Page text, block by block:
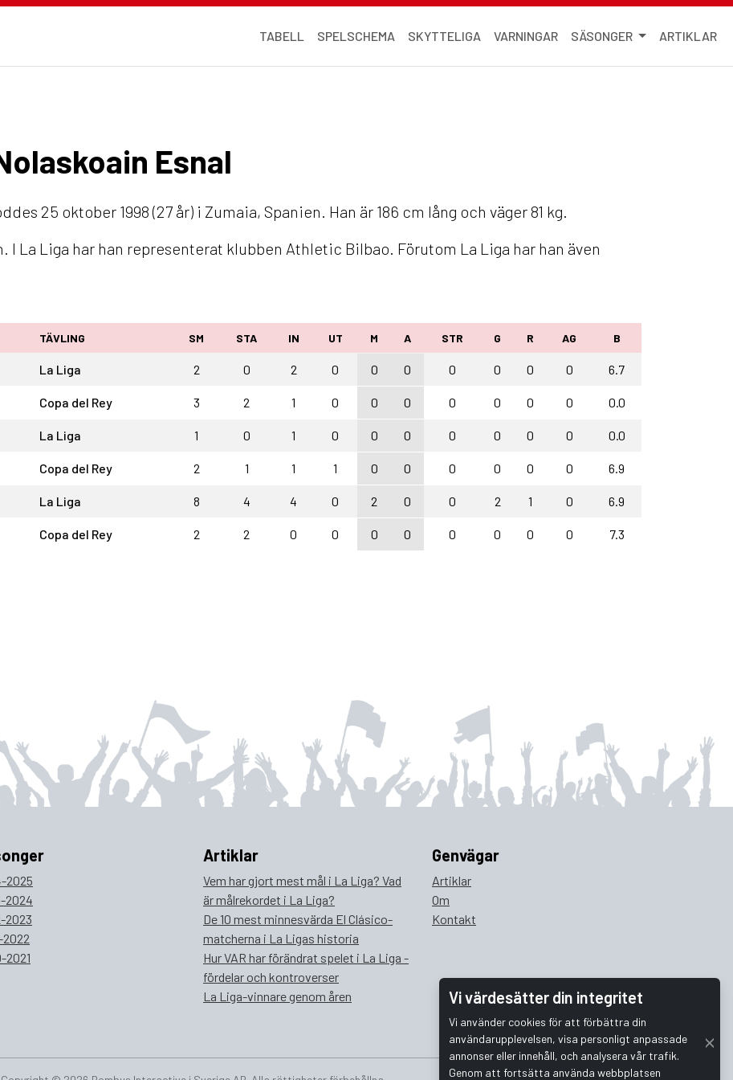
Vi värdesätter din integritet
Vi använder cookies för att förbättra din
användarupplevelsen, visa personligt anpassade
annonser eller innehåll, och analysera vår trafik.
Genom att fortsätta använda webbplatsen
TABELL SPELSCHEMA SKYTTELIGA VARNINGAR SÄSONGER ARTIKLAR
Esnal
25 oktober 1998 (27 år) i Zumaia, Spanien. Han är 186 cm lång och väger 81 kg.
La Liga har han representerat klubben Athletic Bilbao. Förutom La Liga har han även
TÄVLING SM STA IN UT M A STR G R AG B
La Liga 2 0 2 0 0 0 0 0 0 0 6.7
Copa del Rey 3 2 1 0 0 0 0 0 0 0 0.0
La Liga 1 0 1 0 0 0 0 0 0 0 0.0
Copa del Rey 2 1 1 1 0 0 0 0 0 0 6.9
La Liga 8 4 4 0 2 0 0 2 1 0 6.9
Copa del Rey 2 2 0 0 0 0 0 0 0 0 7.3
2025
2024
2023
2022
2021
Artiklar
Vem har gjort mest mål i La Liga? Vad
är målrekordet i La Liga?
De 10 mest minnesvärda El Clásico-
matcherna i La Ligas historia
Hur VAR har förändrat spelet i La Liga -
fördelar och kontroverser
La Liga-vinnare genom åren
Genvägar
Artiklar
Om
Kontakt